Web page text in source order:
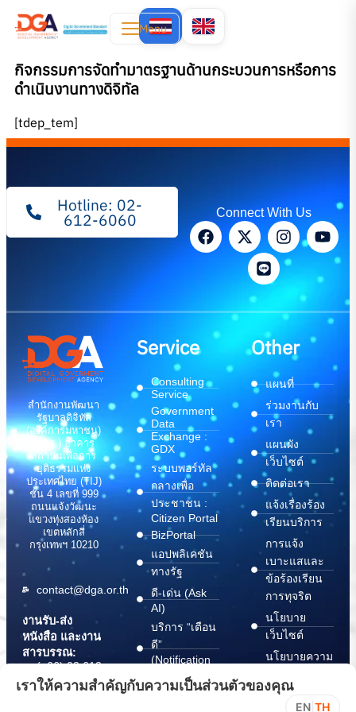
Menu
กิจกรรมการจัดทำมาตรฐานด้านกระบวนการหรือการ
ดำเนินงานทางดิจิทัล
[tdep_tem]
Hotline: 02-
612-6060 Connect With Us
สำนักงานพัฒนา
รัฐบาลดิจิทัล
(องค์การมหาชน)
(สพร.) อาคาร
สถาบันเพื่อการ
ยุติธรรมแห่ง
ประเทศไทย (TIJ)
ชั้น 4 เลขที่ 999
ถนนแจ้งวัฒนะ
แขวงทุ่งสองห้อง
เขตหลักสี่
กรุงเทพฯ 10210
contact@dga.or.th
งานรับ-ส่ง
หนังสือ และงาน
สารบรรณ:
(+66) 02 612
6000
saraban@dga.or.th
Service
Consulting
Service
Government
Data
Exchange :
GDX
ระบบพอร์ทัล
กลางเพื่อ
ประชาชน :
Citizen Portal
BizPortal
แอปพลิเคชัน
ทางรัฐ
ดี-เด่น (Ask
AI)
บริการ “เตือน
ดี”
(Notification
บริการ
Other
แผนที่
ร่วมงานกับ
เรา
แผนผัง
เว็บไซต์
ติดต่อเรา
แจ้งเรื่องร้อง
เรียนบริการ
การแจ้ง
เบาะแสและ
ข้อร้องเรียน
การทุจริต
นโยบาย
เว็บไซต์
นโยบายความ
ปลอดภัย
สารสนเทศ
เราให้ความสำคัญกับความเป็นส่วนตัวของคุณ
EN TH